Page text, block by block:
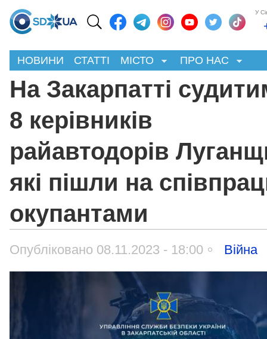
У
НОВИНИ СТАТТІ МІСТО ПРО НАС
На Закарпатті
8 керівників
райавтодорів
які пішли на
окупантами
Опубліковано 08.11.2023 - 18:00 Війна